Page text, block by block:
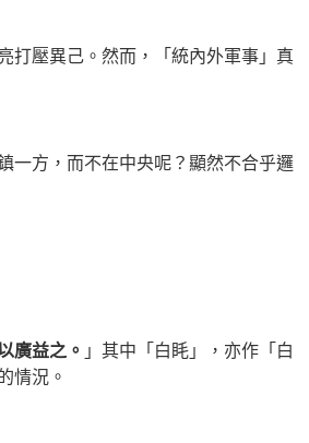
打壓異己。然而，「統內外軍事」真
一方，而不在中央呢？顯然不合乎邏
廣益之。 」其中「白眊」，亦作「白
情況。